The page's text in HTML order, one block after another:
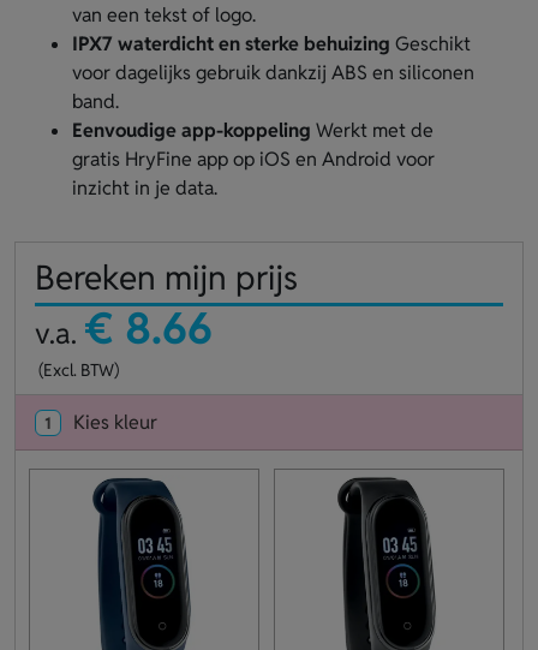
van een tekst of logo.
IPX7 waterdicht en sterke behuizing Geschikt
voor dagelijks gebruik dankzij ABS en siliconen
band.
Eenvoudige app-koppeling Werkt met de
gratis HryFine app op iOS en Android voor
inzicht in je data.
Bereken mijn prijs
v.a. € 8.66
(Excl. BTW)
1 Kies kleur